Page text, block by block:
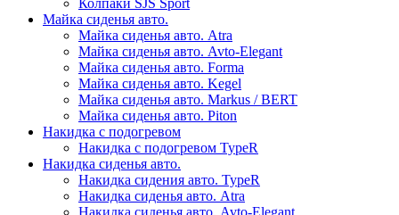
Колпаки SJS Sport
Майка сиденья авто.
Майка сиденья авто. Atra
Майка сиденья авто. Avto-Elegant
Майка сиденья авто. Forma
Майка сиденья авто. Kegel
Майка сиденья авто. Markus / BERT
Майка сиденья авто. Piton
Накидка с подогревом
Накидка с подогревом TypeR
Накидка сиденья авто.
Накидка сидения авто. TypeR
Накидка сиденья авто. Atra
Накидка сиденья авто. Avto-Elegant